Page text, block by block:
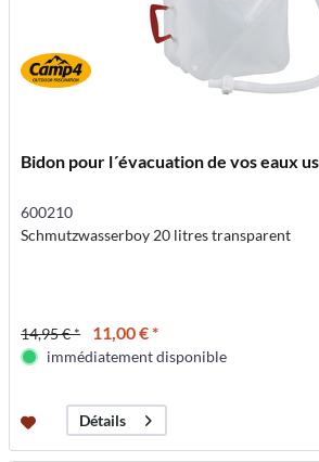
Bidon pour l´évacuation de vos eaux
600210
Schmutzwasserboy 20 litres transparent
14,95 € * 11,00 € *
immédiatement disponible
Détails